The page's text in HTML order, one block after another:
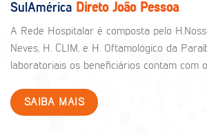
SulAmérica Direto João Pessoa
A Rede Hospitalar é composta pelo
Neves, H. CLIM, e H. Oftamológico da
laboratoriais os beneficiários contam com
SAIBA MAIS